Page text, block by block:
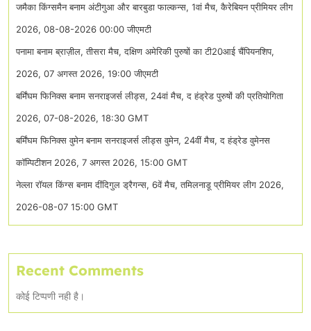
जमैका किंग्समैन बनाम अंटीगुआ और बारबुडा फाल्कन्स, 1वां मैच, कैरेबियन प्रीमियर लीग
2026, 08-08-2026 00:00 जीएमटी
पनामा बनाम ब्राज़ील, तीसरा मैच, दक्षिण अमेरिकी पुरुषों का टी20आई चैंपियनशिप,
2026, 07 अगस्त 2026, 19:00 जीएमटी
बर्मिंघम फिनिक्स बनाम सनराइजर्स लीड्स, 24वां मैच, द हंड्रेड पुरुषों की प्रतियोगिता
2026, 07-08-2026, 18:30 GMT
बर्मिंघम फिनिक्स वुमेन बनाम सनराइजर्स लीड्स वुमेन, 24वीं मैच, द हंड्रेड वुमेनस
कॉम्पिटीशन 2026, 7 अगस्त 2026, 15:00 GMT
नेल्ला रॉयल किंग्स बनाम दींदिगुल ड्रैगन्स, 6वें मैच, तमिलनाडू प्रीमियर लीग 2026,
2026-08-07 15:00 GMT
Recent Comments
कोई टिप्पणी नही है।